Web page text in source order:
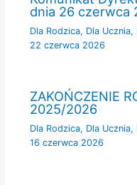
dnia 26 czerwca
Dla Rodzica, Dla Ucznia,
22 czerwca 2026
ZAKOŃCZENIE
2025/2026
Dla Rodzica, Dla Ucznia,
16 czerwca 2026